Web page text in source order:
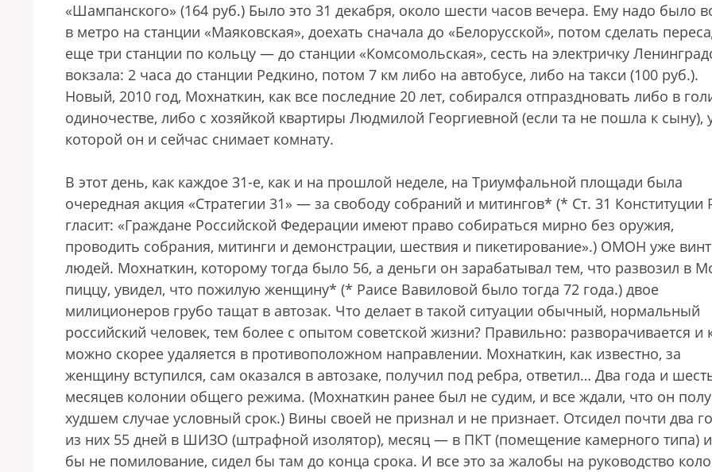
«Шампанского» (164 руб.) Было это 31 декабря, около шести часов вечера. Ему надо было
в метро на станции «Маяковская», доехать сначала до «Белорусской», потом сделать
еще три станции по кольцу — до станции «Комсомольская», сесть на электричку
вокзала: 2 часа до станции Редкино, потом 7 км либо на автобусе, либо на такси (100 руб.).
Новый, 2010 год, Мохнаткин, как все последние 20 лет, собирался отпраздновать либо в
одиночестве, либо с хозяйкой квартиры Людмилой Георгиевной (если та не пошла к сыну),
которой он и сейчас снимает комнату.
В этот день, как каждое 31-е, как и на прошлой неделе, на Триумфальной площади была
очередная акция «Стратегии 31» — за свободу собраний и митингов* (* Ст. 31 Конституции
гласит: «Граждане Российской Федерации имеют право собираться мирно без оружия,
проводить собрания, митинги и демонстрации, шествия и пикетирование».) ОМОН уже
людей. Мохнаткин, которому тогда было 56, а деньги он зарабатывал тем, что развозил в
пиццу, увидел, что пожилую женщину* (* Раисе Вавиловой было тогда 72 года.) двое
милиционеров грубо тащат в автозак. Что делает в такой ситуации обычный, нормальный
российский человек, тем более с опытом советской жизни? Правильно: разворачивается и
можно скорее удаляется в противоположном направлении. Мохнаткин, как известно, за
женщину вступился, сам оказался в автозаке, получил под ребра, ответил… Два года и
месяцев колонии общего режима. (Мохнаткин ранее был не судим, и все ждали, что он
худшем случае условный срок.) Вины своей не признал и не признает. Отсидел почти два
из них 55 дней в ШИЗО (штрафной изолятор), месяц — в ПКТ (помещение камерного типа)
бы не помилование, сидел бы там до конца срока. И все это за жалобы на руководство